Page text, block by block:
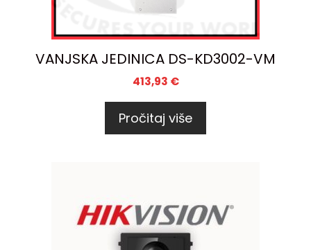
VANJSKA JEDINICA DS-KD3002-VM
413,93 €
Pročitaj više